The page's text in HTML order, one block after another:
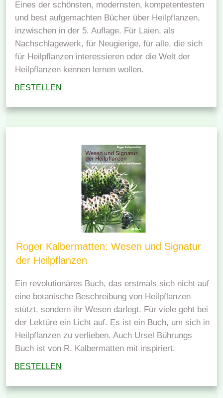
Eines der schönsten, modernsten, kompetentesten
und best aufgemachten Bücher über Heilpflanzen,
inzwischen in der 5. Auflage. Für Laien, als
Nachschlagewerk, für Neugierige, für alle, die sich
für Heilpflanzen interessieren oder die Welt der
Heilpflanzen kennen lernen wollen.
BESTELLEN
Roger Kalbermatten: Wesen und Signatur
der Heilpflanzen
Ein revolutionäres Buch, das erstmals sich nicht auf
eine botanische Beschreibung von Heilpflanzen
stützt, sondern ihr Wesen darlegt. Für viele geht bei
der Lektüre ein Licht auf. Es ist ein Buch, um sich in
Heilpflanzen zu verlieben. Auch Ursel Bührungs
Buch ist von R. Kalbermatten mit inspiriert.
BESTELLEN